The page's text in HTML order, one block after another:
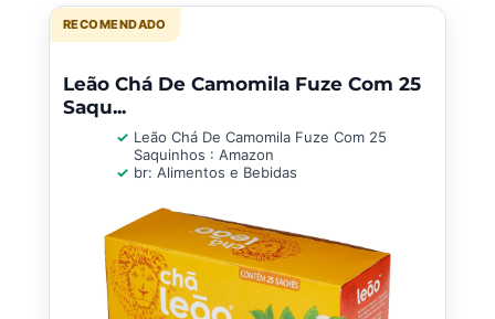
RECOMENDADO
Leão Chá De Camomila Fuze Com 25
Saqu...
Leão Chá De Camomila Fuze Com 25
Saquinhos : Amazon
br: Alimentos e Bebidas